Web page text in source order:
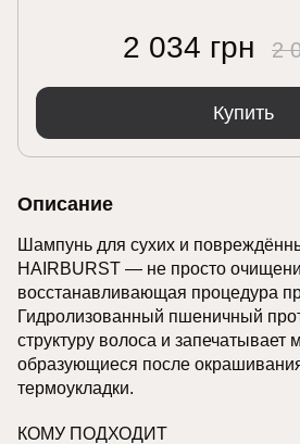
2 034 грн 2
Купить
Описание
Шампунь для сухих и
HAIRBURST — не просто
восстанавливающая процедура
Гидролизованный пшеничный
структуру волоса и запечатывает
образующиеся после
термоукладки.
КОМУ ПОДХОДИТ